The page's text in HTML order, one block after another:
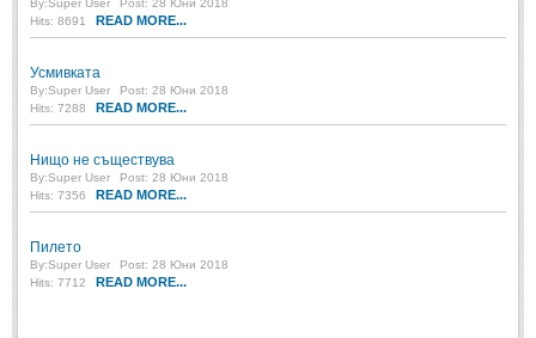
България
Италия
Персия (1)
Япония
By:Super User
Post: 28 Юни 2018
Hits: 8691
READ MORE...
Усмивката
By:Super User
Post: 28 Юни 2018
Hits: 7288
READ MORE...
Нищо не съществува
By:Super User
Post: 28 Юни 2018
Hits: 7356
READ MORE...
Пилето
By:Super User
Post: 28 Юни 2018
Hits: 7712
READ MORE...